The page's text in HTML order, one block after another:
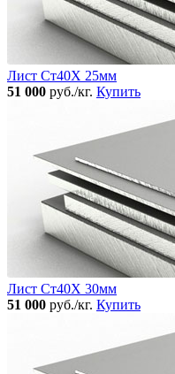
Лист Ст40Х 25мм
51 000 руб./кг. Купить
Лист Ст40Х 30мм
51 000 руб./кг. Купить